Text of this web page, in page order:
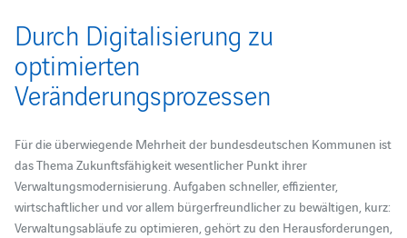
Durch Digitalisierung zu
optimierten
Veränderungsprozessen
Für die überwiegende Mehrheit der bundesdeutschen Kommunen ist
das Thema Zukunftsfähigkeit wesentlicher Punkt ihrer
Verwaltungsmodernisierung. Aufgaben schneller, effizienter,
wirtschaftlicher und vor allem bürgerfreundlicher zu bewältigen, kurz:
Verwaltungsabläufe zu optimieren, gehört zu den Herausforderungen,